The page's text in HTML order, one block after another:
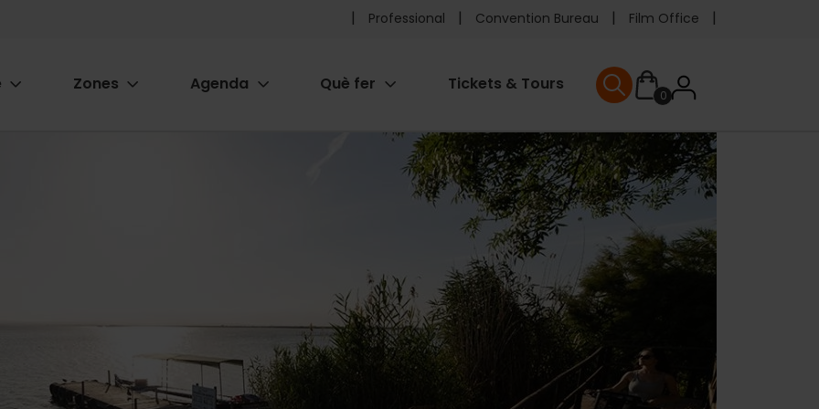
Pre
header
Professional Convention Bureau Film Office
Zones Agenda Què fer Tickets & Tours
0User
menu
User menu